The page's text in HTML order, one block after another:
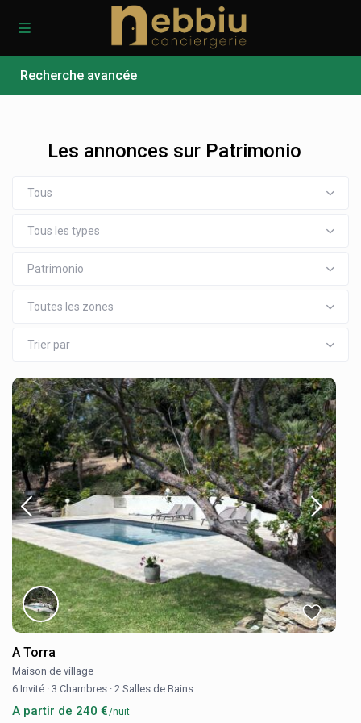
Recherche avancée
Les annonces sur Patrimonio
Tous
Tous les types
Patrimonio
Toutes les zones
Trier par
A Torra
Maison de village
6 Invité · 3 Chambres · 2 Salles de Bains
A partir de 240 €/nuit